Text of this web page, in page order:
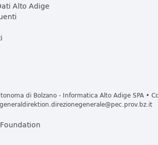
Alto Adige
di Bolzano - Informatica Alto Adige SPA •
generaldirektion.direzionegenerale@pec.prov.bz.it